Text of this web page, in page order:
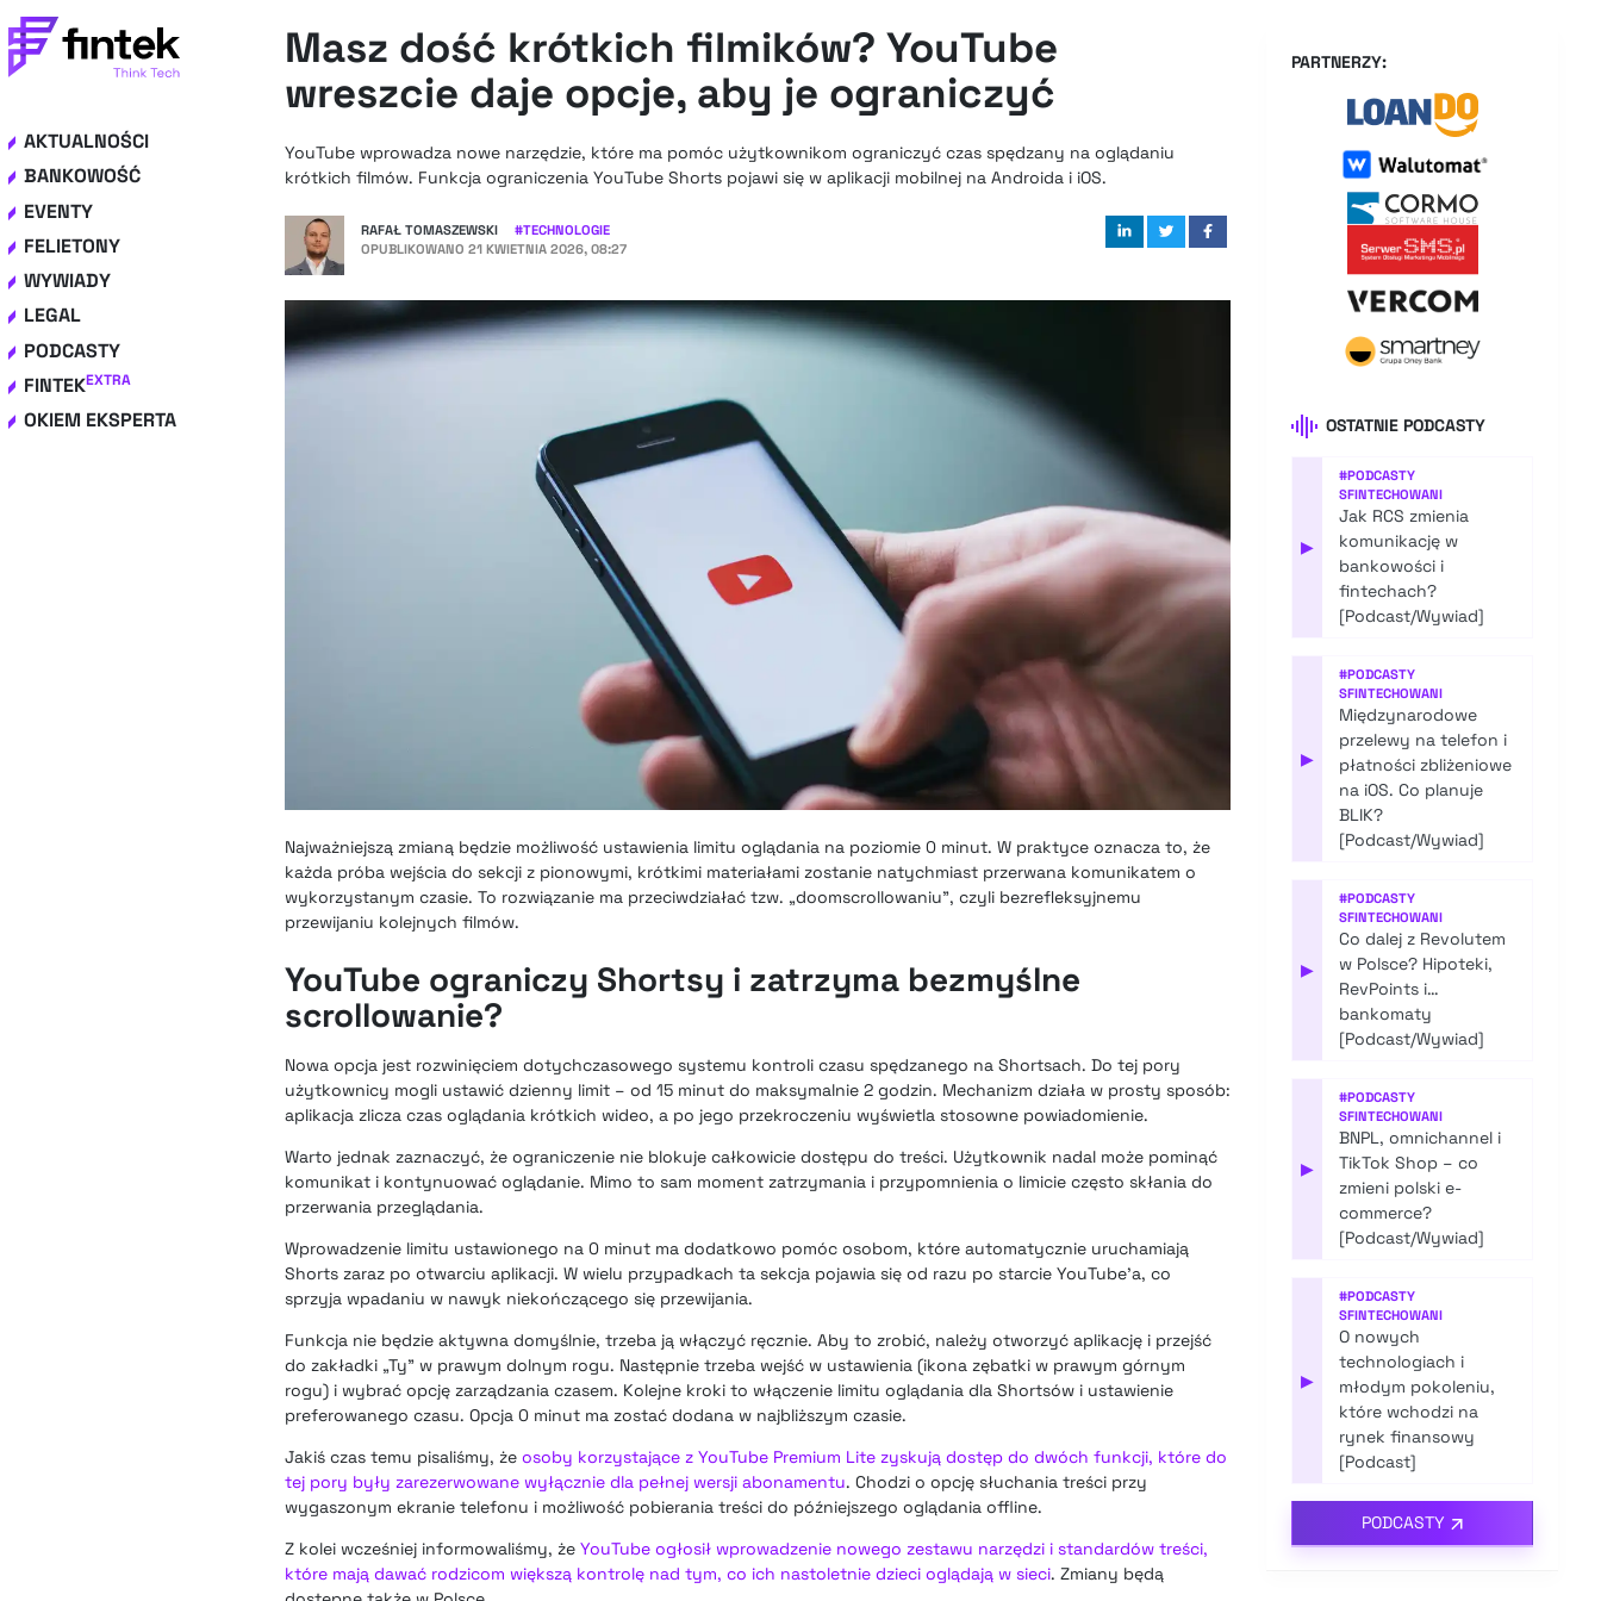
AKTUALNOŚCI
BANKOWOŚĆ
EVENTY
FELIETONY
WYWIADY
LEGAL
PODCASTY
FINTEKEXTRA
OKIEM EKSPERTA
Masz dość krótkich filmików? YouTube
wreszcie daje opcje, aby je ograniczyć
YouTube wprowadza nowe narzędzie, które ma pomóc użytkownikom ograniczyć czas spędzany na oglądaniu
krótkich filmów. Funkcja ograniczenia YouTube Shorts pojawi się w aplikacji mobilnej na Androida i iOS.
RAFAŁ TOMASZEWSKI #TECHNOLOGIE
OPUBLIKOWANO 21 KWIETNIA 2026, 08:27
Najważniejszą zmianą będzie możliwość ustawienia limitu oglądania na poziomie 0 minut. W praktyce oznacza to, że
każda próba wejścia do sekcji z pionowymi, krótkimi materiałami zostanie natychmiast przerwana komunikatem o
wykorzystanym czasie. To rozwiązanie ma przeciwdziałać tzw. „doomscrollowaniu”, czyli bezrefleksyjnemu
przewijaniu kolejnych filmów.
YouTube ograniczy Shortsy i zatrzyma bezmyślne
scrollowanie?
Nowa opcja jest rozwinięciem dotychczasowego systemu kontroli czasu spędzanego na Shortsach. Do tej pory
użytkownicy mogli ustawić dzienny limit – od 15 minut do maksymalnie 2 godzin. Mechanizm działa w prosty sposób:
aplikacja zlicza czas oglądania krótkich wideo, a po jego przekroczeniu wyświetla stosowne powiadomienie.
Warto jednak zaznaczyć, że ograniczenie nie blokuje całkowicie dostępu do treści. Użytkownik nadal może pominąć
komunikat i kontynuować oglądanie. Mimo to sam moment zatrzymania i przypomnienia o limicie często skłania do
przerwania przeglądania.
Wprowadzenie limitu ustawionego na 0 minut ma dodatkowo pomóc osobom, które automatycznie uruchamiają
Shorts zaraz po otwarciu aplikacji. W wielu przypadkach ta sekcja pojawia się od razu po starcie YouTube’a, co
sprzyja wpadaniu w nawyk niekończącego się przewijania.
Funkcja nie będzie aktywna domyślnie, trzeba ją włączyć ręcznie. Aby to zrobić, należy otworzyć aplikację i przejść
do zakładki „Ty” w prawym dolnym rogu. Następnie trzeba wejść w ustawienia (ikona zębatki w prawym górnym
rogu) i wybrać opcję zarządzania czasem. Kolejne kroki to włączenie limitu oglądania dla Shortsów i ustawienie
preferowanego czasu. Opcja 0 minut ma zostać dodana w najbliższym czasie.
Jakiś czas temu pisaliśmy, że osoby korzystające z YouTube Premium Lite zyskują dostęp do dwóch funkcji, które do
tej pory były zarezerwowane wyłącznie dla pełnej wersji abonamentu. Chodzi o opcję słuchania treści przy
wygaszonym ekranie telefonu i możliwość pobierania treści do późniejszego oglądania offline.
Z kolei wcześniej informowaliśmy, że YouTube ogłosił wprowadzenie nowego zestawu narzędzi i standardów treści,
które mają dawać rodzicom większą kontrolę nad tym, co ich nastoletnie dzieci oglądają w sieci. Zmiany będą
PARTNERZY:
OSTATNIE PODCASTY
▶
#PODCASTY
SFINTECHOWANI
Jak RCS zmienia
komunikację w
bankowości i
fintechach?
[Podcast/Wywiad]
▶
#PODCASTY
SFINTECHOWANI
Międzynarodowe
przelewy na telefon i
płatności zbliżeniowe
na iOS. Co planuje
BLIK?
[Podcast/Wywiad]
▶
#PODCASTY
SFINTECHOWANI
Co dalej z Revolutem
w Polsce? Hipoteki,
RevPoints i…
bankomaty
[Podcast/Wywiad]
▶
#PODCASTY
SFINTECHOWANI
BNPL, omnichannel i
TikTok Shop – co
zmieni polski e-
commerce?
[Podcast/Wywiad]
▶
#PODCASTY
SFINTECHOWANI
O nowych
technologiach i
młodym pokoleniu,
które wchodzi na
rynek finansowy
[Podcast]
PODCASTY